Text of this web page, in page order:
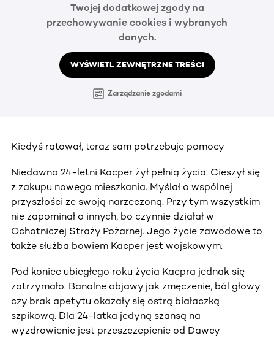
Twojej dodatkowej zgody na
przechowywanie cookies i wybranych
danych.
WYŚWIETL ZEWNĘTRZNE TREŚCI
Zarządzanie zgodami
Kiedyś ratował, teraz sam potrzebuje pomocy
Niedawno 24-letni Kacper żył pełnią życia. Cieszył się
z zakupu nowego mieszkania. Myślał o wspólnej
przyszłości ze swoją narzeczoną. Przy tym wszystkim
nie zapominał o innych, bo czynnie działał w
Ochotniczej Straży Pożarnej. Jego życie zawodowe to
także służba bowiem Kacper jest wojskowym.
Pod koniec ubiegłego roku życia Kacpra jednak się
zatrzymało. Banalne objawy jak zmęczenie, ból głowy
czy brak apetytu okazały się ostrą białaczką
szpikową. Dla 24-latka jedyną szansą na
wyzdrowienie jest przeszczepienie od Dawcy